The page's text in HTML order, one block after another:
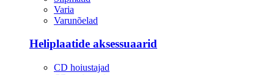
Varia
Varunõelad
Heliplaatide aksessuaarid
CD hoiustajad